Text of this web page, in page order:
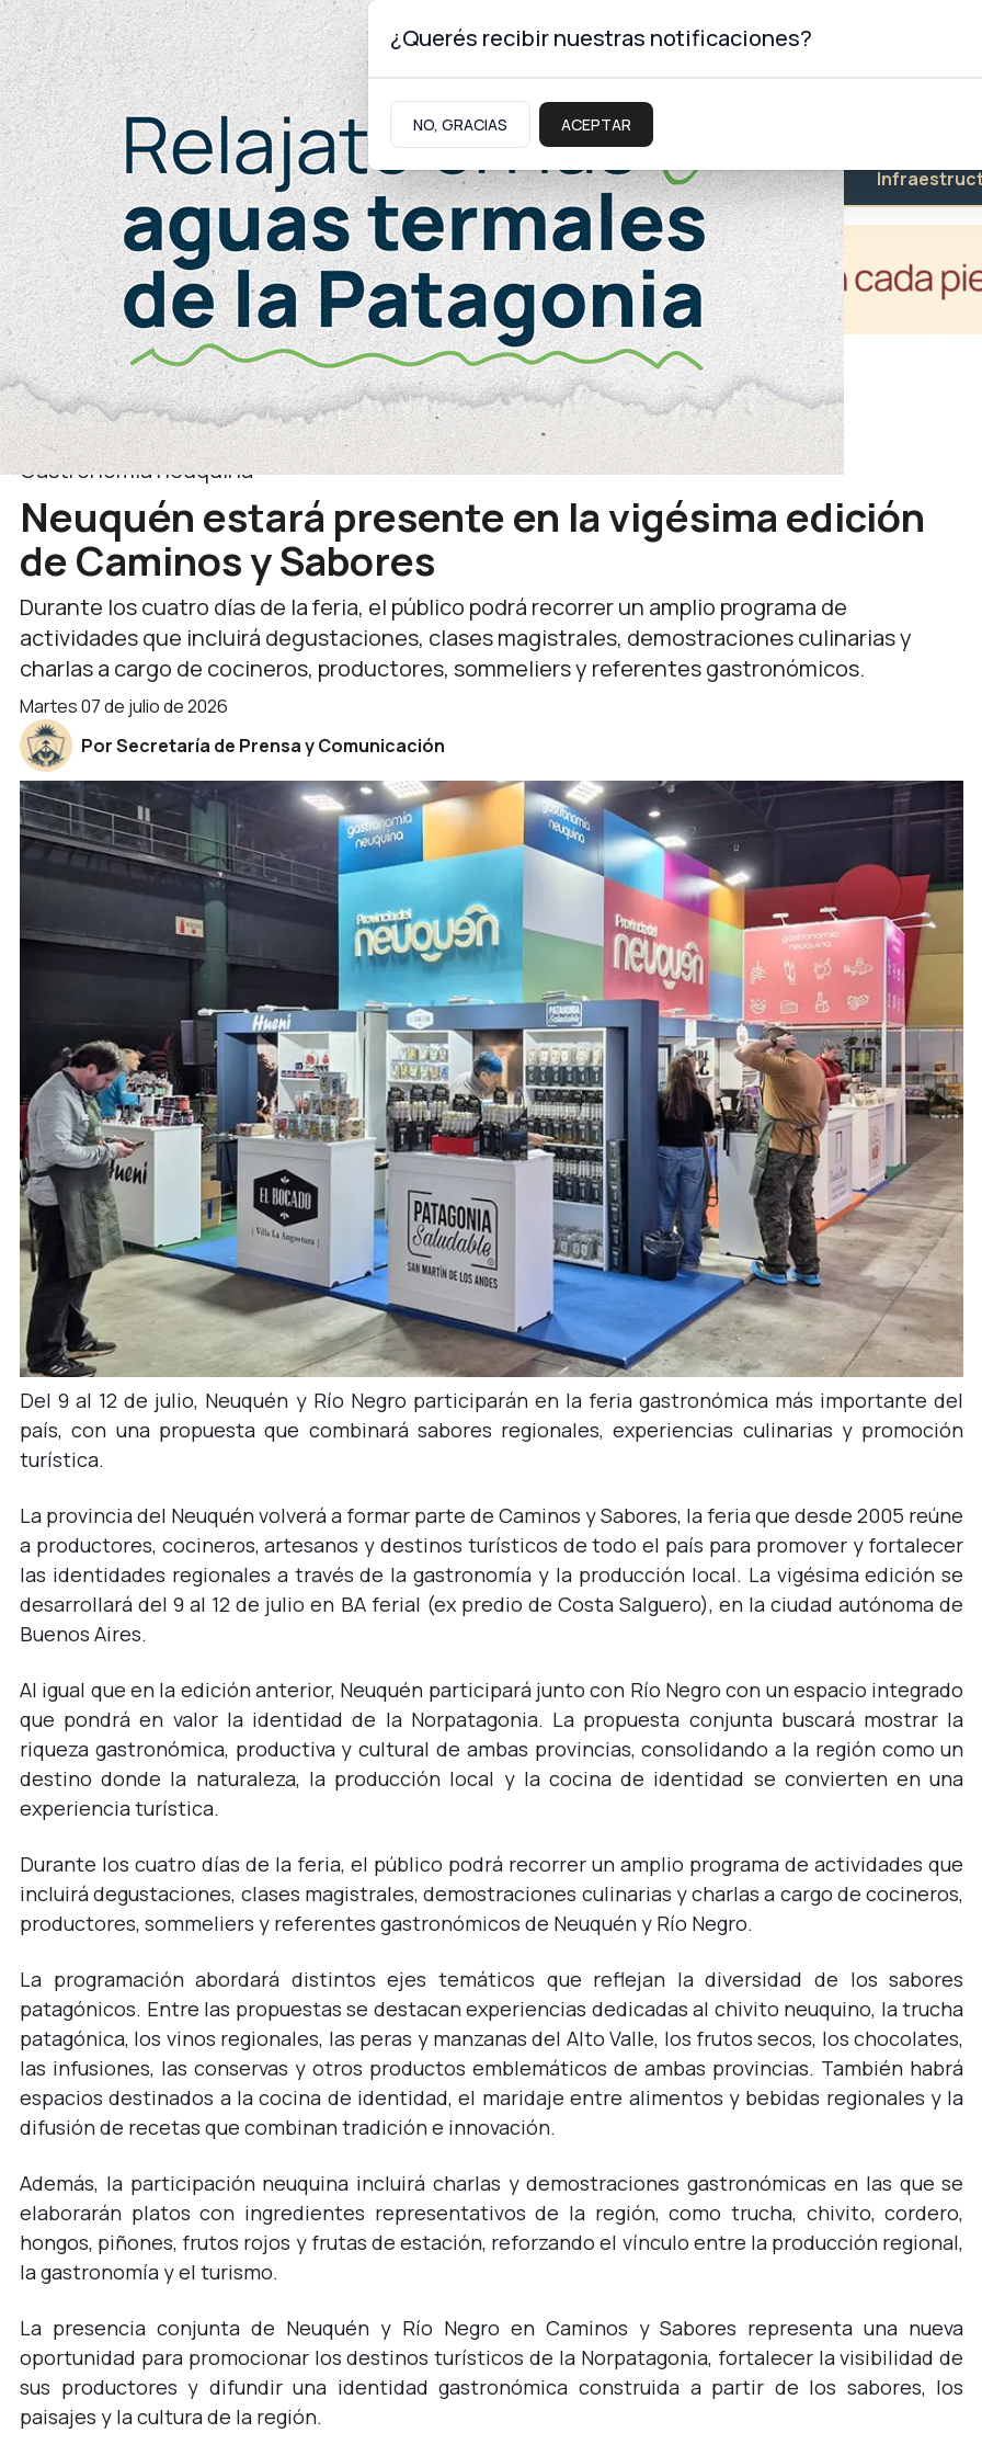
Sábado 8 deAgosto de 2026
Neuquinidad Gabinete Turismo Educación Salud
Turismo
Gastronomía neuquina
Neuquén estará presente en la vigésima edición
de Caminos y Sabores
Durante los cuatro días de la feria, el público podrá recorrer un amplio programa de
actividades que incluirá degustaciones, clases magistrales, demostraciones culinarias y
charlas a cargo de cocineros, productores, sommeliers y referentes gastronómicos.
martes 07 de julio de 2026
Por Secretaría de Prensa y Comunicación
Del 9 al 12 de julio, Neuquén y Río Negro participarán en la feria gastronómica más importante del
país, con una propuesta que combinará sabores regionales, experiencias culinarias y promoción
turística.
La provincia del Neuquén volverá a formar parte de Caminos y Sabores, la feria que desde 2005 reúne
a productores, cocineros, artesanos y destinos turísticos de todo el país para promover y fortalecer
las identidades regionales a través de la gastronomía y la producción local. La vigésima edición se
desarrollará del 9 al 12 de julio en BA ferial (ex predio de Costa Salguero), en la ciudad autónoma de
Buenos Aires.
Al igual que en la edición anterior, Neuquén participará junto con Río Negro con un espacio integrado
que pondrá en valor la identidad de la Norpatagonia. La propuesta conjunta buscará mostrar la
riqueza gastronómica, productiva y cultural de ambas provincias, consolidando a la región como un
destino donde la naturaleza, la producción local y la cocina de identidad se convierten en una
experiencia turística.
Durante los cuatro días de la feria, el público podrá recorrer un amplio programa de actividades que
incluirá degustaciones, clases magistrales, demostraciones culinarias y charlas a cargo de cocineros,
productores, sommeliers y referentes gastronómicos de Neuquén y Río Negro.
La programación abordará distintos ejes temáticos que reflejan la diversidad de los sabores
patagónicos. Entre las propuestas se destacan experiencias dedicadas al chivito neuquino, la trucha
patagónica, los vinos regionales, las peras y manzanas del Alto Valle, los frutos secos, los chocolates,
las infusiones, las conservas y otros productos emblemáticos de ambas provincias. También habrá
espacios destinados a la cocina de identidad, el maridaje entre alimentos y bebidas regionales y la
difusión de recetas que combinan tradición e innovación.
Además, la participación neuquina incluirá charlas y demostraciones gastronómicas en las que se
elaborarán platos con ingredientes representativos de la región, como trucha, chivito, cordero,
hongos, piñones, frutos rojos y frutas de estación, reforzando el vínculo entre la producción regional,
la gastronomía y el turismo.
La presencia conjunta de Neuquén y Río Negro en Caminos y Sabores representa una nueva
oportunidad para promocionar los destinos turísticos de la Norpatagonia, fortalecer la visibilidad de
sus productores y difundir una identidad gastronómica construida a partir de los sabores, los
paisajes y la cultura de la región.
¿Querés recibir nuestras notificaciones?
NO, GRACIAS ACEPTAR